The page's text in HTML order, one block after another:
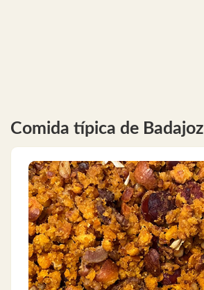
Comida típica de Badajoz